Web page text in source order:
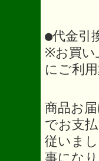
●代金引
※お買い
にご利
商品お
でお支
従いま
事にな